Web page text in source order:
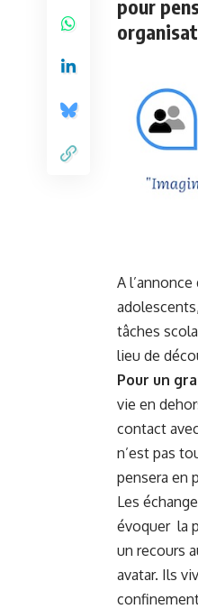
pour
A
tâches
lieu de
Pour un
vie en
contact
n’est pas
pensera en
Les
évoquer la
un recours
avatar. Ils